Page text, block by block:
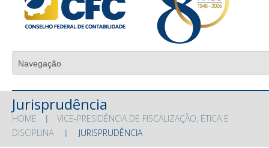
Jurisprudência
HOME
VICE-PRESIDÊNCIA DE FISCALIZAÇÃO, ÉTICA E
DISCIPLINA
JURISPRUDÊNCIA